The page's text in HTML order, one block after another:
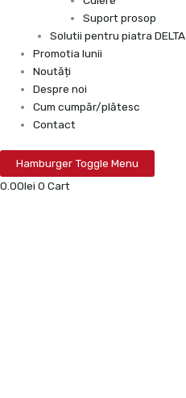
Suport prosop
Solutii pentru piatra DELTA
Promotia lunii
Noutăți
Despre noi
Cum cumpăr/plătesc
Contact
Hamburger Toggle Menu
0.00lei 0 Cart